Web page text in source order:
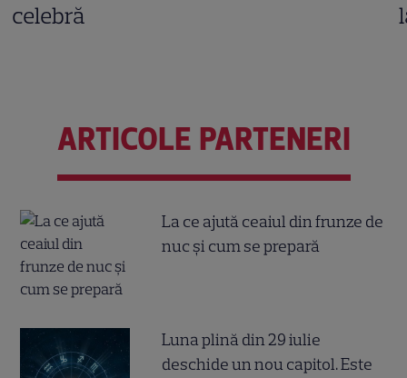
celebră
ARTICOLE PARTENERI
La ce ajută ceaiul din frunze de
nuc și cum se prepară
Luna plină din 29 iulie
deschide un nou capitol. Este